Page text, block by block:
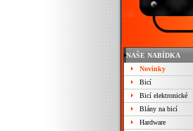
NAŠE NABÍDKA
Novinky
Bicí
Bicí elektronické
Blány na bicí
Hardware